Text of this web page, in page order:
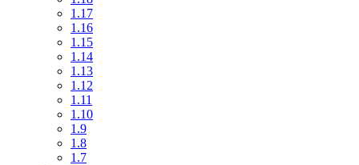
1.17
1.16
1.15
1.14
1.13
1.12
1.11
1.10
1.9
1.8
1.7